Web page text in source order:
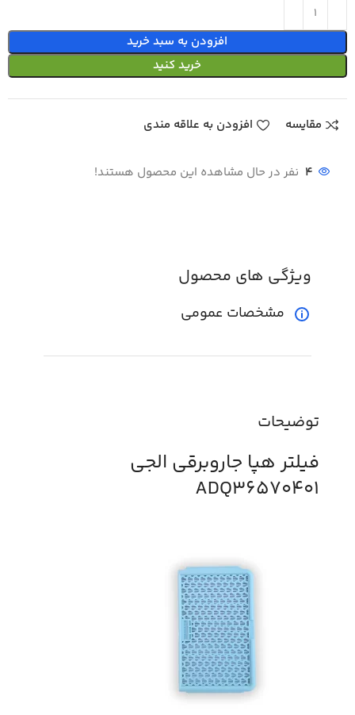
افزودن به سبد خرید
خرید کنید
مقایسه افزودن به علاقه مندی
4 نفر در حال مشاهده این محصول هستند!
توضیحات
فیلتر هپا جاروبرقی الجی
ADQ36570401
ویژگی های محصول
مشخصات عمومی